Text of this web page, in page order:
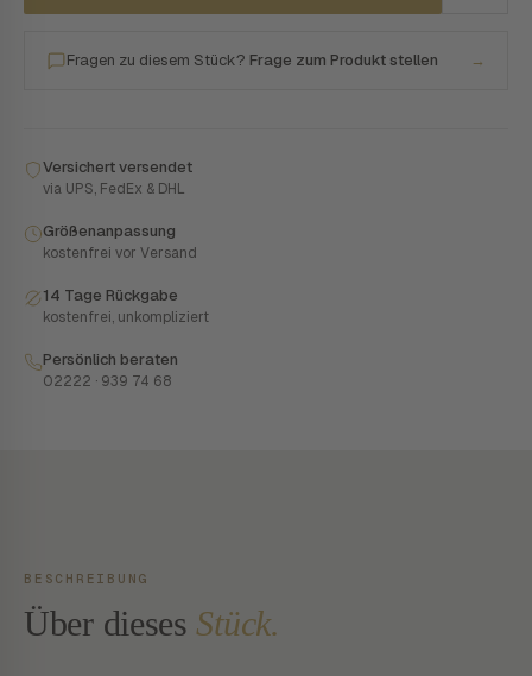
Fragen zu diesem Stück? Frage zum Produkt stellen →
Versichert versendet
via UPS, FedEx & DHL
Größenanpassung
kostenfrei vor Versand
14 Tage Rückgabe
kostenfrei, unkompliziert
Persönlich beraten
02222 · 939 74 68
BESCHREIBUNG
Über dieses Stück.